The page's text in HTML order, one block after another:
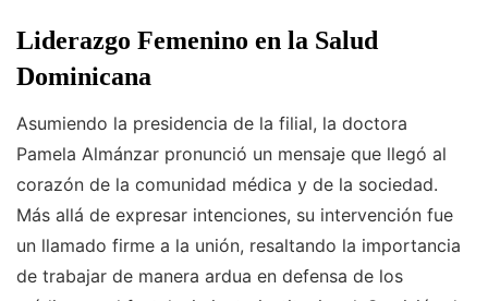
Liderazgo Femenino en la Salud
Dominicana
Asumiendo la presidencia de la filial, la doctora
Pamela Almánzar pronunció un mensaje que llegó al
corazón de la comunidad médica y de la sociedad.
Más allá de expresar intenciones, su intervención fue
un llamado firme a la unión, resaltando la importancia
de trabajar de manera ardua en defensa de los